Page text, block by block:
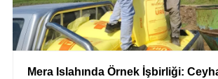
Mera Islahında Örnek İşbirliği: